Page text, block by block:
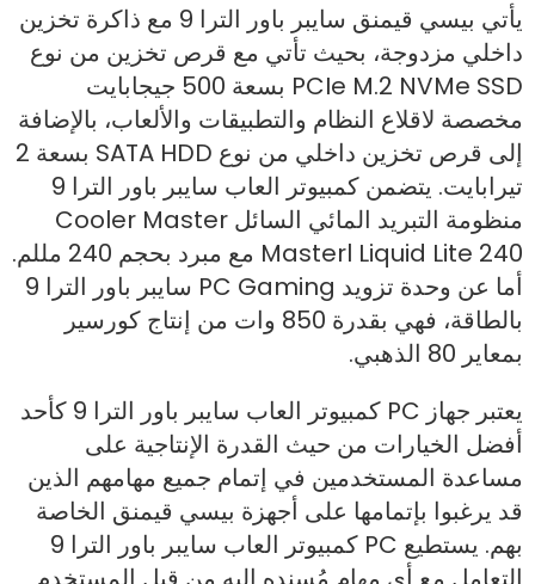
يأتي بيسي قيمنق سايبر باور الترا 9 مع ذاكرة تخزين
داخلي مزدوجة، بحيث تأتي مع قرص تخزين من نوع
PCIe M.2 NVMe SSD بسعة 500 جيجابايت
مخصصة لاقلاع النظام والتطبيقات والألعاب، بالإضافة
إلى قرص تخزين داخلي من نوع SATA HDD بسعة 2
تيرابايت. يتضمن كمبيوتر العاب سايبر باور الترا 9
منظومة التبريد المائي السائل Cooler Master
Masterl Liquid Lite 240 مع مبرد بحجم 240 مللم.
أما عن وحدة تزويد PC Gaming سايبر باور الترا 9
بالطاقة، فهي بقدرة 850 وات من إنتاج كورسير
بمعاير 80 الذهبي.
يعتبر جهاز PC كمبيوتر العاب سايبر باور الترا 9 كأحد
أفضل الخيارات من حيث القدرة الإنتاجية على
مساعدة المستخدمين في إتمام جميع مهامهم الذين
قد يرغبوا بإتمامها على أجهزة بيسي قيمنق الخاصة
بهم. يستطيع PC كمبيوتر العاب سايبر باور الترا 9